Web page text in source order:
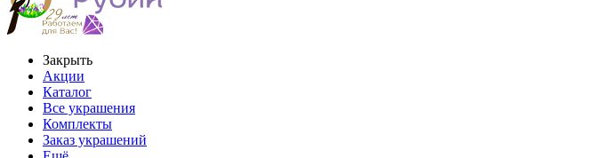
Закрыть
Акции
Каталог
Все украшения
Комплекты
Заказ украшений